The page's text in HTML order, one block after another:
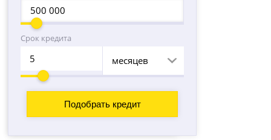
Срок кредита
месяцев